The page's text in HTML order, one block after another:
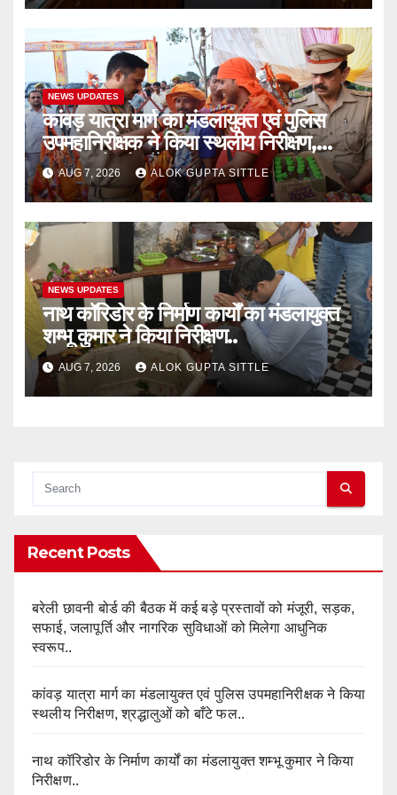
NEWS UPDATES
कांवड़ यात्रा मार्ग का मंडलायुक्त एवं पुलिस
उपमहानिरीक्षक ने किया स्थलीय निरीक्षण,
श्रद्धालुओं को बाँटे फल..
AUG 7, 2026 ALOK GUPTA SITTLE
NEWS UPDATES
नाथ कॉरिडोर के निर्माण कार्यों का मंडलायुक्त
शम्भू कुमार ने किया निरीक्षण..
AUG 7, 2026 ALOK GUPTA SITTLE
Recent Posts
बरेली छावनी बोर्ड की बैठक में कई बड़े प्रस्तावों को मंजूरी, सड़क,
सफाई, जलापूर्ति और नागरिक सुविधाओं को मिलेगा आधुनिक
स्वरूप..
कांवड़ यात्रा मार्ग का मंडलायुक्त एवं पुलिस उपमहानिरीक्षक ने किया
स्थलीय निरीक्षण, श्रद्धालुओं को बाँटे फल..
नाथ कॉरिडोर के निर्माण कार्यों का मंडलायुक्त शम्भू कुमार ने किया
निरीक्षण..